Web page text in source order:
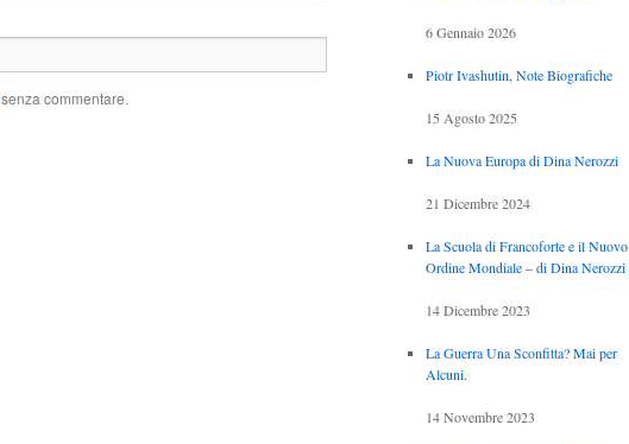
senza commentare.
6 Gennaio 2026
Piotr Ivashutin, Note Biografiche
15 Agosto 2025
La Nuova Europa di Dina Nerozzi
21 Dicembre 2024
La Scuola di Francoforte e il Nuovo
Ordine Mondiale – di Dina Nerozzi
14 Dicembre 2023
La Guerra Una Sconfitta? Mai per
Alcuni.
14 Novembre 2023